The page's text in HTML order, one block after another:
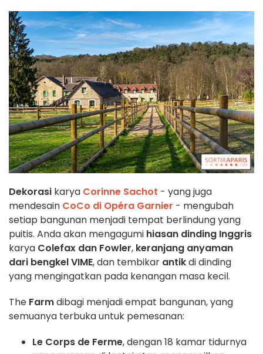
Dekorasi karya Corinne Sachot - yang juga
mendesain CoCo di Opéra Garnier - mengubah
setiap bangunan menjadi tempat berlindung yang
puitis. Anda akan mengagumi hiasan dinding Inggris
karya Colefax dan Fowler, keranjang anyaman
dari bengkel VIME, dan tembikar antikdi dinding
yang mengingatkan pada kenangan masa kecil.
The Farmdibagi menjadi empat bangunan, yang
semuanya terbuka untuk pemesanan:
Le Corps de Ferme, dengan 18 kamar tidurnya